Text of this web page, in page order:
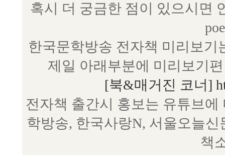
혹시 더 궁금한 점이 있으시면
한국문학방송 전자책 미리보
제일 아래부분에 미리보기
[북&매거진 코너]
전자책 출간시 홍보는 유튜브
학방송, 한국사랑N, 서울오늘
책